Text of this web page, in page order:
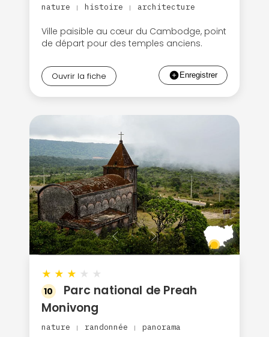
nature | histoire | architecture
Ville paisible au cœur du Cambodge, point
de départ pour des temples anciens.
Ouvrir la fiche
★ ★ ★ ★ ★
10
Parc national de Preah
Monivong
nature | randonnée | panorama